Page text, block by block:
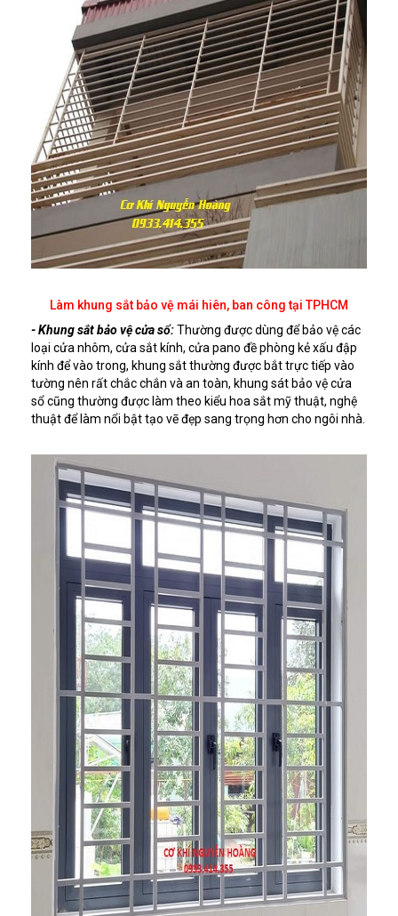
Làm khung sắt bảo vệ mái hiên, ban công tại TPHCM
- Khung sắt bảo vệ cửa sổ:Thường được dùng để bảo vệ các
loại cửa nhôm, cửa sắt kính, cửa pano đề phòng kẻ xấu đập
kính để vào trong, khung sắt thường được bắt trực tiếp vào
tường nên rất chắc chắn và an toàn, khung sát bảo vệ cửa
sổ cũng thường được làm theo kiểu hoa sắt mỹ thuật, nghệ
thuật để làm nổi bật tạo vẽ đẹp sang trọng hơn cho ngôi nhà.